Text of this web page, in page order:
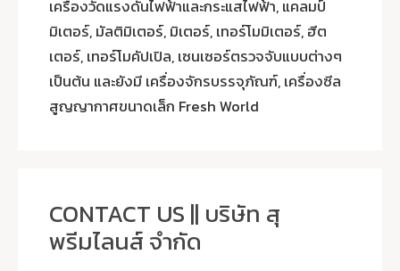
เครื่องวัดแรงดันไฟฟ้าและกระแสไฟฟ้า, แคลมป์
มิเตอร์, มัลติมิเตอร์, มิเตอร์, เทอร์โมมิเตอร์, ฮีต
เตอร์, เทอร์โมคัปเปิล, เซนเซอร์ตรวจจับแบบต่างๆ
เป็นต้น และยังมี เครื่องจักรบรรจุภัณฑ์, เครื่องซีล
สูญญากาศขนาดเล็ก Fresh World
CONTACT US || บริษัท สุ
พรีมไลนส์ จำกัด